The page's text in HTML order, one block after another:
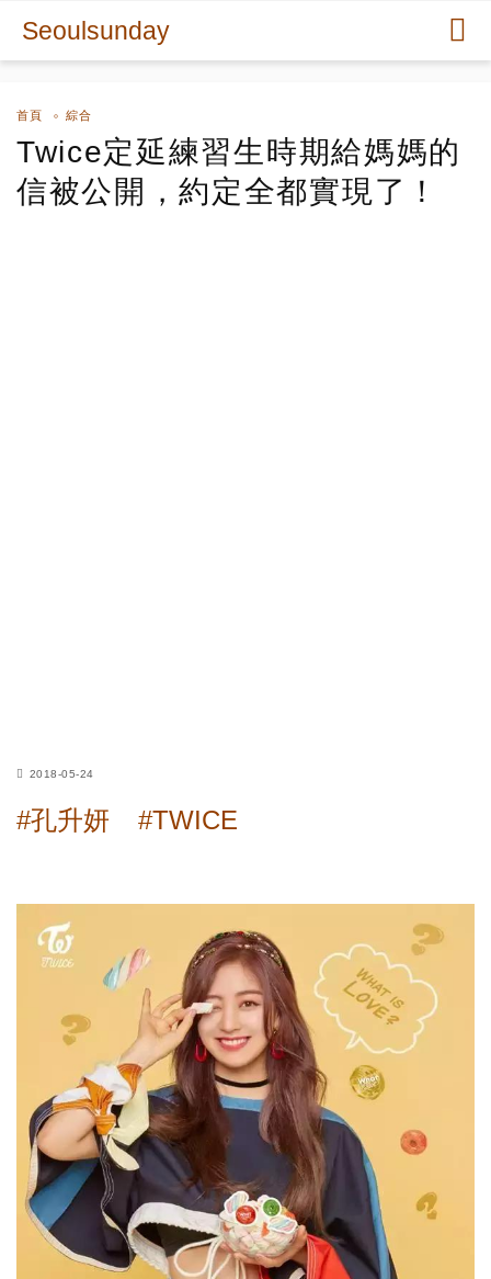
Seoulsunday
首頁 綜合
Twice定延練習生時期給媽媽的
信被公開，約定全都實現了！
2018-05-24
#孔升妍 #TWICE